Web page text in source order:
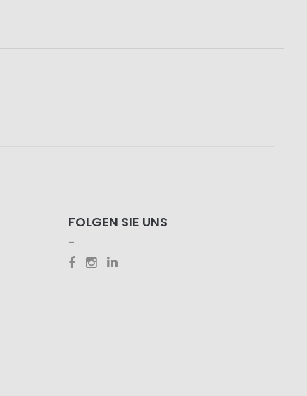
FOLGEN SIE UNS